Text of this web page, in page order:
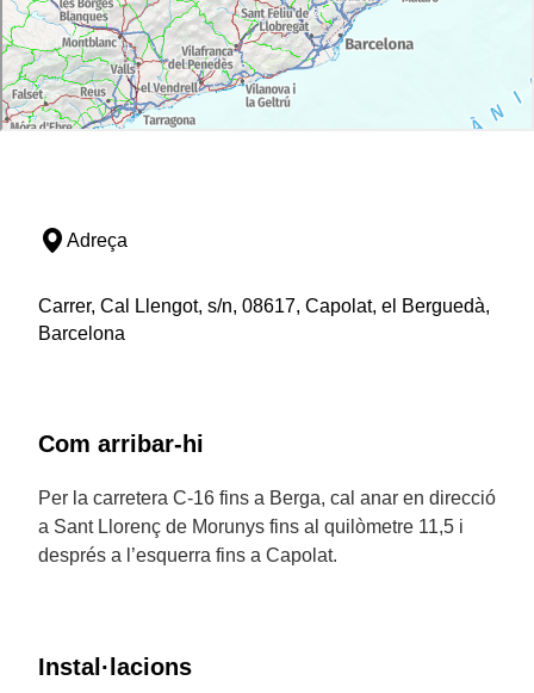
Adreça
Carrer, Cal Llengot, s/n, 08617, Capolat, el Berguedà,
Barcelona
Com arribar-hi
Per la carretera C-16 fins a Berga, cal anar en direcció
a Sant Llorenç de Morunys fins al quilòmetre 11,5 i
després a l’esquerra fins a Capolat.
Instal·lacions